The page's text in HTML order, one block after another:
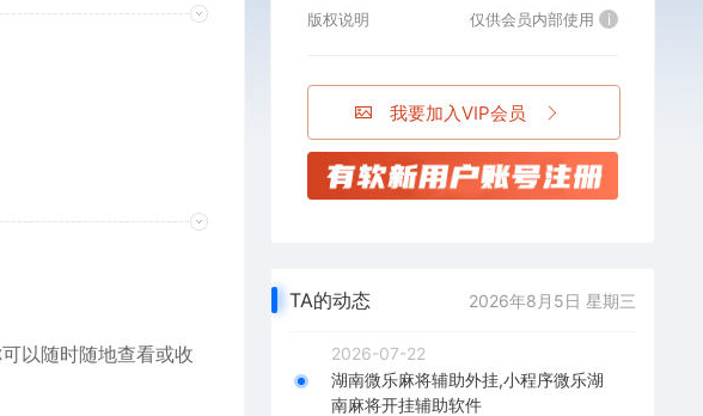
以随时随地查看或收
版权说明 仅供会员内部使用 i
我要加入VIP会员
TA的动态 2026年8月5日 星期三
2026-07-22
湖南微乐麻将辅助外挂,小程序微乐湖
南麻将开挂辅助软件